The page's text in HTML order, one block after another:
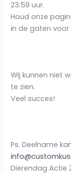
23.59 uur.
Houd onze
in de gaten
Wij kunnen niet
te zien.
Veel succes!
Ps. Deelname
Dierendag Actie